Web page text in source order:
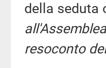
della seduta
resoconto